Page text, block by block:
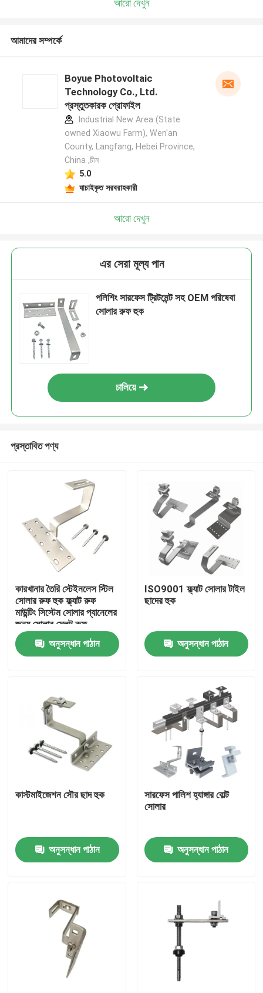
বাড়ি
আমাদের সম্পর্কে
কারখানা ভ্রমণ
মান নিয়ন্ত্রণ
উদ্ধৃতির জন্য আবেদন
সোলার প্যানেল মাউন্টিং সিস্টেম
আরো দেখুন
আমাদের সম্পর্কে
Boyue Photovoltaic
Technology Co., Ltd.
প্রস্তুতকারক প্রোফাইল
Industrial New Area (State
owned Xiaowu Farm), Wen'an
County, Langfang, Hebei Province,
China ,চীন
5.0
যাচাইকৃত সরবরাহকারী
আরো দেখুন
এর সেরা মূল্য পান
পলিশিং সারফেস ট্রিটমেন্ট সহ OEM পরিষেবা
সোলার রুফ হুক
চালিয়ে
প্রস্তাবিত পণ্য
কারখানার তৈরি স্টেইনলেস স্টিল
সোলার রুফ হুক ফ্ল্যাট রুফ
মাউন্টিং সিস্টেম সোলার প্যানেলের
জন্য সোলার স্লেট রুফ
অনুসন্ধান পাঠান
ISO9001 ফ্ল্যাট সোলার টাইল
ছাদের হুক
অনুসন্ধান পাঠান
কাস্টমাইজেশন সৌর ছাদ হুক
অনুসন্ধান পাঠান
সারফেস পালিশ হ্যাঙ্গার বোল্ট
সোলার
অনুসন্ধান পাঠান